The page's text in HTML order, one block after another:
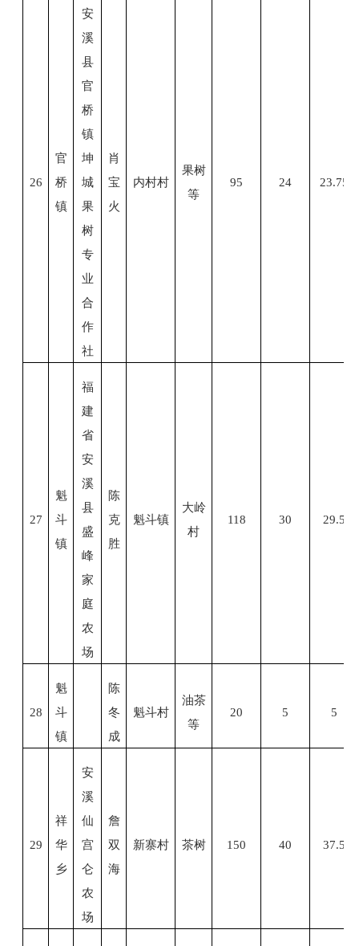
26
官
桥
镇
安
溪
县
官
桥
镇
坤
城
果
树
专
业
合
作
社
肖
宝
火
内村村
果树
等
95 24 23.75
27
魁
斗
镇
福
建
省
安
溪
县
盛
峰
家
庭
农
场
陈
克
胜
魁斗镇
大岭
村
118 30 29.5
28
魁
斗
镇
陈
冬
成
魁斗村
油茶
等
20 5 5
29
祥
华
乡
安
溪
仙
宫
仑
农
场
詹
双
海
新寨村 茶树 150 40 37.5